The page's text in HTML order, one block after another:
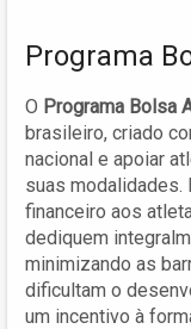
Programa
O Programa Bolsa
brasileiro, criado
nacional e apoiar
suas
financeiro aos
dediquem
minimizando as
dificultam o
um incentivo à